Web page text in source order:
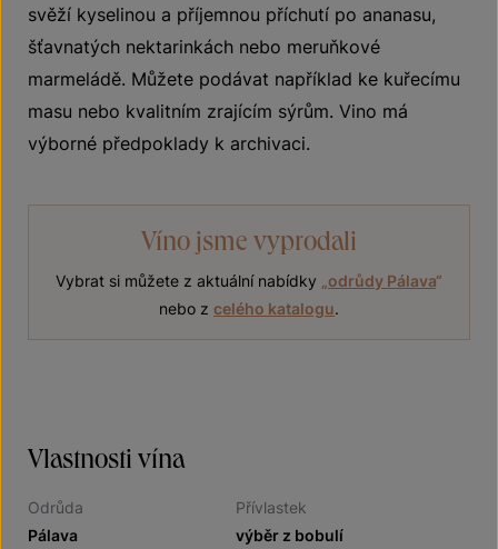
svěží kyselinou a příjemnou příchutí po ananasu,
šťavnatých nektarinkách nebo meruňkové
marmeládě. Můžete podávat například ke kuřecímu
masu nebo kvalitním zrajícím sýrům. Vino má
výborné předpoklady k archivaci.
Víno jsme vyprodali
Vybrat si můžete z aktuální nabídky odrůdy Pálava“
nebo z celého katalogu.
Vlastnosti vína
Odrůda
Pálava
Přívlastek
výběr z bobulí